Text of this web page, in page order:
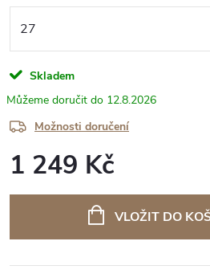
Skladem
12.8.2026
Možnosti doručení
1 249 Kč
VLOŽIT DO